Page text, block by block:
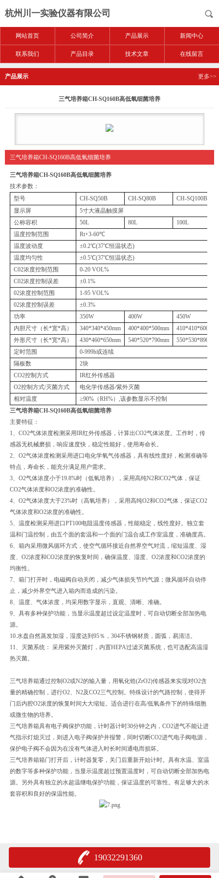
杭州川一实验仪器有限公司
网站首页 公司简介 产品展示 新闻中心
联系我们 产品目录 技术文章 在线留言
产品展示 更多>>
三气培养箱CH-SQ160B高低氧细菌培养
三气培养箱CH-SQ160B高低氧细菌培养
三气培养箱CH-SQ160B高低氧细菌培养
技术参数：
型号
CH-SQ50B CH-SQ80B
CH-SQ100B
显示屏
5寸大液晶触摸屏
公称容积
50L 80L
100L
温度控制范围
Rt+3-60℃
温度波动度
±0.2℃(37℃恒温状态)
温度均匀性
±0.5℃(37℃恒温状态)
C02浓度控制范围
0-20 VOL%
C02浓度控制误差
±0.1%
02浓度控制范围
1-95 VOL%
02浓度控制误差
±0.3%
功率
350W 400W
450W
内胆尺寸（长*宽*高）
340*340*450mm 400*400*500mm
410*410*600mm
外形尺寸（长*宽*高）
430*460*650mm 540*520*790mm
550*530*890mm
定时范围
0-999h或连续
隔板数
2块
CO2控制方式
IR红外传感器
O2控制方式/灭菌方式
电化学传感器/紫外灭菌
相对温度
≥90%（RH%）,该参数显示不控制
三气培养箱CH-SQ160B高低氧细菌培养
主要特征：
1、CO2气体浓度检测采用IR红外传感器，计算出CO2气体浓度。工作时，传
感器无机械磨损，响应速度快，稳定性能好，使用寿命长。
2、O2气体浓度检测采用进口电化学氧气传感器，具有线性度好，检测准确等
特点，寿命长，能充分满足用户需求。
3、O2气体浓度小于19.8%时（低氧培养），采用高纯N2和CO2气体，保证
CO2气体浓度和O2浓度的准确性。
4、O2气体浓度大于23%时（高氧培养），采用高纯O2和CO2气体，保证CO2
气体浓度和O2浓度的准确性。
5、温度检测采用进口PT100电阻温度传感器，性能稳定，线性度好。独立套
温和门温控制，由五个面的套温和一个面的门温合成工作室温度，准确度高。
6、箱内采用微风循环方式，使空气循环接近自然界空气对流，缩短温度、湿
度、O2浓度和CO2浓度的恢复时间，确保温度、湿度、O2浓度和CO2浓度的
均衡性。
7、箱门打开时，电磁阀自动关闭，减少气体损失节约气源；微风循环自动停
止，减少外界空气进入箱内而造成的污染。
8、温度、气体浓度，均采用数字显示，直观、清晰、准确。
9、具有多种保护功能，当显示温度超过设定温度时，可自动切断全部加热电
源。
10.水盘自然蒸发加湿，湿度达到95％，304不锈钢材质，圆弧，易清洁。
11、灭菌系统： 采用紫外灭菌灯，内置HEPA过滤灭菌系统，也可选配高温湿
热灭菌。
三气培养箱通过控制O2或N2的输入量，用氧化锆(ZrO2)传感器来实现对O2含
量的精确控制，进行O2、N2及CO2三气控制。特殊设计的气路控制，使得开
门后内腔O2浓度的恢复时间大大缩短。适合进行在高/低氧条件下的特殊细胞
或微生物的培养。
三气培养箱具有电子阀保护功能，计时器计时30分钟之内，CO2进气不能让进
气指示灯熄灭过，则进入电子阀保护并报警，同时切断CO2进气电子阀电源，
保护电子阀不会因为在没有气体进入时长时间通电而损坏。
三气培养箱箱门打开后，计时器复零，关门后重新开始计时。具有水温、室温
的数字等多种保护功能，当显示温度超过预置温度时，可自动切断全部加热电
源。另外具有独立的水超温继电保护功能，保证温度的可靠性。有足够大的水
套容积和良好的保温性能。
19032291360